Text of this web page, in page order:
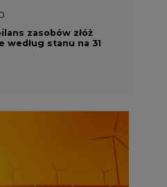
i
na ratunek